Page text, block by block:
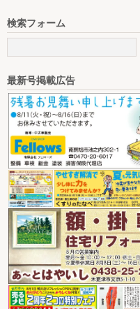
検索フォーム
最新号掲載広告